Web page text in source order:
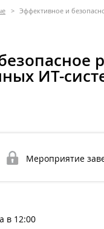
> Эффективное и
ИТ-
Мероприятие
в 12:00